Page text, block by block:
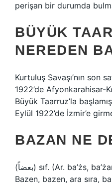
perişan bir durumda
BÜYÜK
NEREDEN
Kurtuluş Savaşı’nın son
1922’de Afyonkarahisar-
Büyük Taarruz’la
Eylül 1922’de İzmir’e
BAZAN NE
(ﺑﻌﻀﺎً) sıf. (Ar. ba’żs, ba’żan’ın değiştirilmiş şekli)
Bazen, bazen, ara sıra,